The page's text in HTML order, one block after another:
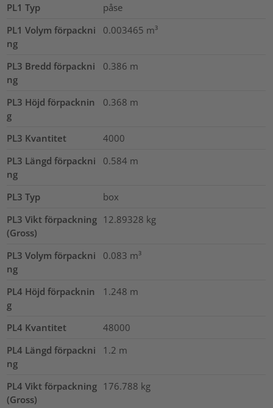
PL1 Typ
påse
PL1 Volym förpackni
ng
0.003465 m³
PL3 Bredd förpackni
ng
0.386 m
PL3 Höjd förpacknin
g
0.368 m
PL3 Kvantitet
4000
PL3 Längd förpackni
ng
0.584 m
PL3 Typ
box
PL3 Vikt förpackning
(Gross)
12.89328 kg
PL3 Volym förpackni
ng
0.083 m³
PL4 Höjd förpacknin
g
1.248 m
PL4 Kvantitet
48000
PL4 Längd förpackni
ng
1.2 m
PL4 Vikt förpackning
(Gross)
176.788 kg